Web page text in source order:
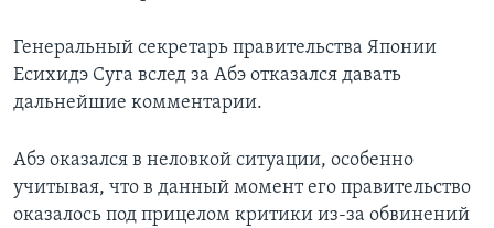
Генеральный секретарь правительства Японии
Есихидэ Суга вслед за Абэ отказался давать
дальнейшие комментарии.
Абэ оказался в неловкой ситуации, особенно
учитывая, что в данный момент его правительство
оказалось под прицелом критики из-за обвинений